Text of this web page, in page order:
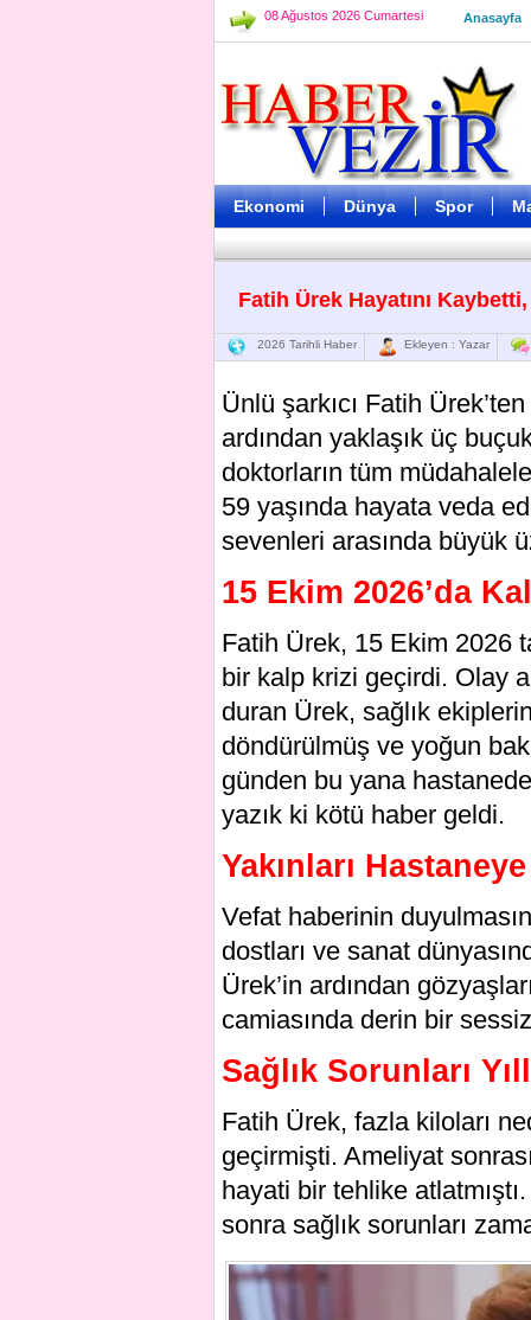
08 Ağustos 2026 Cumartesi Anasayfa
Ekonomi Dünya Spor
Fatih Ürek Hayatını
2026 Tarihli Haber Ekleyen : Yazar
Ünlü şarkıcı Fatih
ardından yaklaşık üç
doktorların tüm
59 yaşında hayata veda
sevenleri arasında büyük
15 Ekim 2026’da
Fatih Ürek, 15 Ekim 2026
bir kalp krizi geçirdi. Olay
duran Ürek, sağlık
döndürülmüş ve yoğun
günden bu yana
yazık ki kötü haber geldi.
Yakınları
Vefat haberinin
dostları ve sanat
Ürek’in ardından
camiasında derin bir
Sağlık Sorunları
Fatih Ürek, fazla kiloları
geçirmişti. Ameliyat
hayati bir tehlike
sonra sağlık sorunları